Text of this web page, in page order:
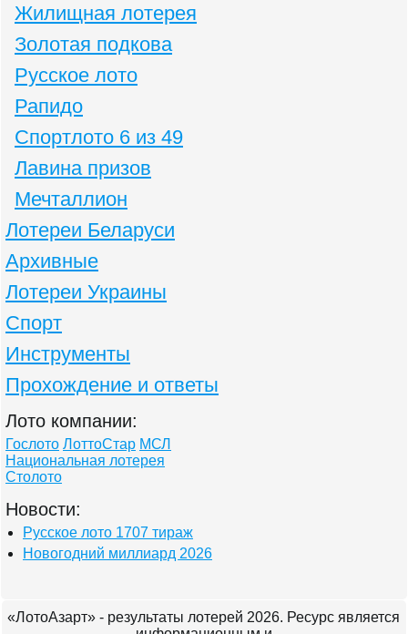
Жилищная лотерея
Золотая подкова
Русское лото
Рапидо
Спортлото 6 из 49
Лавина призов
Мечталлион
Лотереи Беларуси
Архивные
Лотереи Украины
Спорт
Инструменты
Прохождение и ответы
Лото компании:
Гослото ЛоттоСтар МСЛ
Национальная лотерея
Столото
Новости:
Русское лото 1707 тираж
Новогодний миллиард 2026
«ЛотоАзарт» - результаты лотерей 2026. Ресурс является